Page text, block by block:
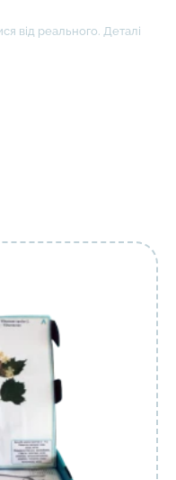
від реального. Деталі